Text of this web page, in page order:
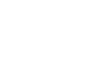
Bienvenue à